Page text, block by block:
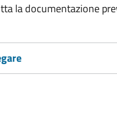
la documentazione